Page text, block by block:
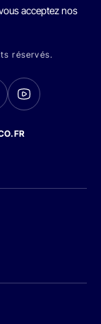
acceptez nos
réservés.